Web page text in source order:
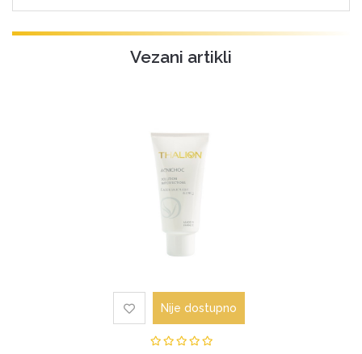
Vezani artikli
Nije dostupno